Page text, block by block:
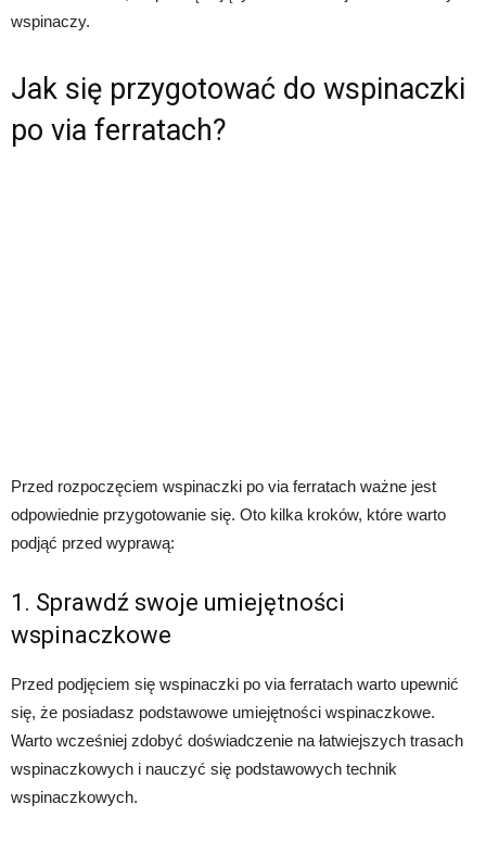
wspinaczy.
Jak się przygotować do wspinaczki
po via ferratach?
Przed rozpoczęciem wspinaczki po via ferratach ważne jest
odpowiednie przygotowanie się. Oto kilka kroków, które warto
podjąć przed wyprawą:
1. Sprawdź swoje umiejętności
wspinaczkowe
Przed podjęciem się wspinaczki po via ferratach warto upewnić
się, że posiadasz podstawowe umiejętności wspinaczkowe.
Warto wcześniej zdobyć doświadczenie na łatwiejszych trasach
wspinaczkowych i nauczyć się podstawowych technik
wspinaczkowych.